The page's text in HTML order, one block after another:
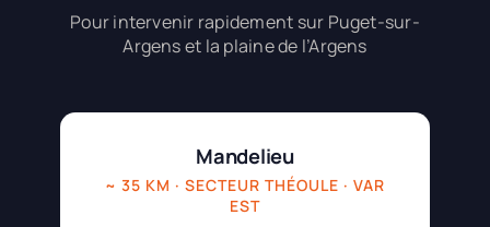
Pour intervenir rapidement sur Puget-sur-
Argens et la plaine de l’Argens
Mandelieu
~ 35 KM · SECTEUR THÉOULE · VAR
EST